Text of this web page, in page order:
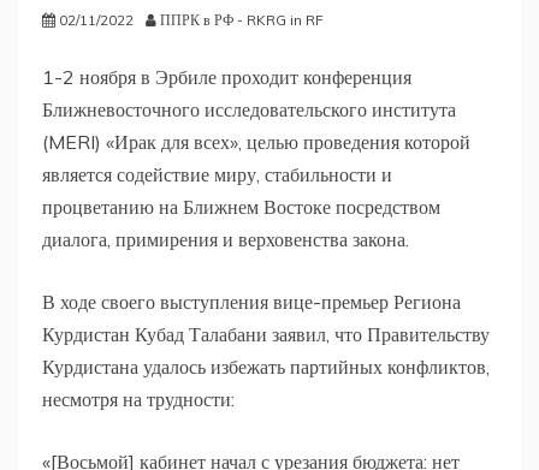
02/11/2022 ППРК в РФ - RKRG in RF
1-2 ноября в Эрбиле проходит конференция
Ближневосточного исследовательского института
(MERI) «Ирак для всех», целью проведения которой
является содействие миру, стабильности и
процветанию на Ближнем Востоке посредством
диалога, примирения и верховенства закона.
В ходе своего выступления вице-премьер Региона
Курдистан Кубад Талабани заявил, что Правительству
Курдистана удалось избежать партийных конфликтов,
несмотря на трудности:
«[Восьмой] кабинет начал с урезания бюджета: нет